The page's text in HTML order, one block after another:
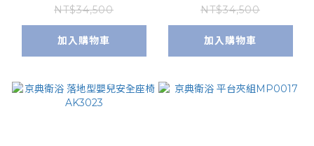
遙控220V
NT$34,500
加入購物車
110V) / 968SRP(搖控
220V)
NT$34,500
加入購物車